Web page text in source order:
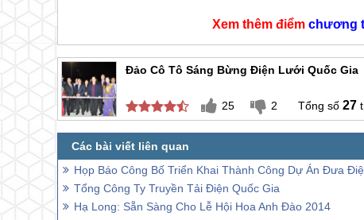
Xem thêm điểm chương
Đảo Cô Tô Sáng Bừng Điện Lưới Quốc Gia
25 2 27
Họp Báo Công Bố Triển Khai Thành Công Dự Án Đưa
Tổng Công Ty Truyền Tải Điện Quốc Gia
Hạ Long: Sẵn Sàng Cho Lễ Hội Hoa Anh Đào 2014